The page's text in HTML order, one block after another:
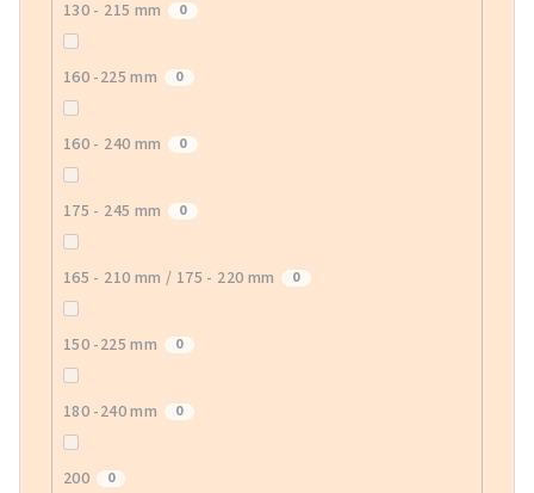
130 - 215 mm 0
160 -225 mm 0
160 - 240 mm 0
175 - 245 mm 0
165 - 210 mm / 175 - 220 mm 0
150 -225 mm 0
180 -240 mm 0
200 0